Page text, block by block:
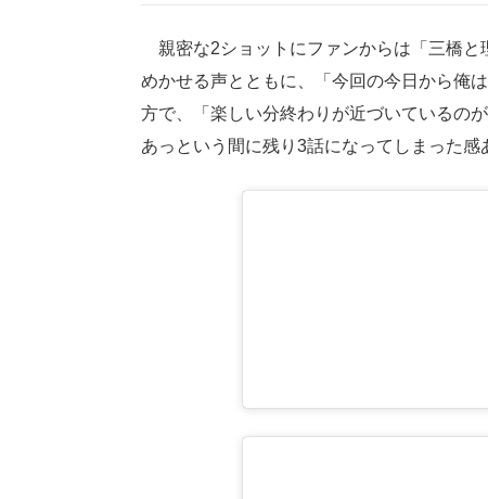
親密な2ショットにファンからは「三橋と
めかせる声とともに、「今回の今日から俺
方で、「楽しい分終わりが近づいているの
あっという間に残り3話になってしまった感